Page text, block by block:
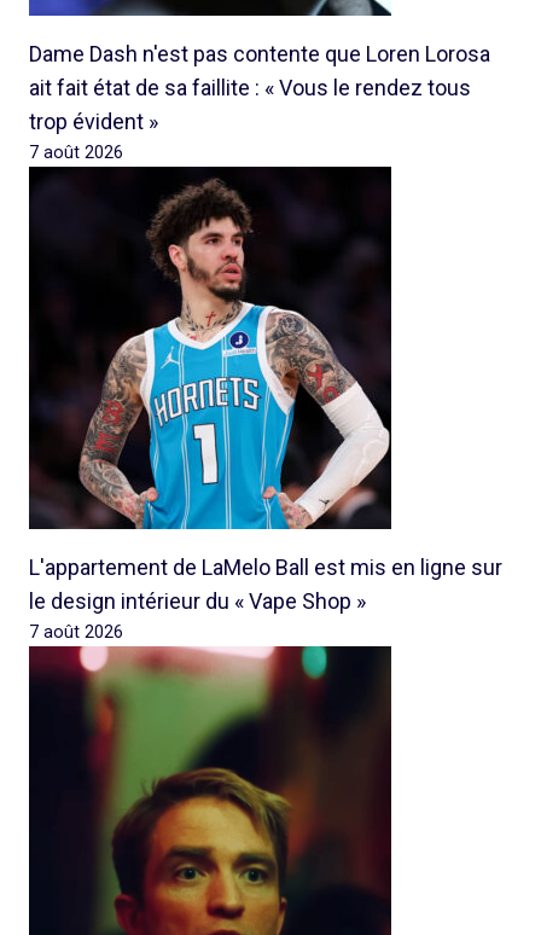
Dame Dash n'est pas contente que Loren Lorosa
ait fait état de sa faillite : « Vous le rendez tous
trop évident »
7 août 2026
L'appartement de LaMelo Ball est mis en ligne sur
le design intérieur du « Vape Shop »
7 août 2026